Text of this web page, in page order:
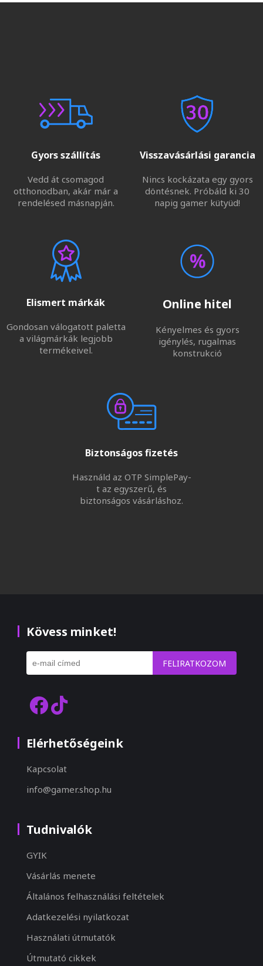
Gyors szállítás
Vedd át csomagod
otthonodban, akár már a
rendelésed másnapján.
Visszavásárlási garancia
Nincs kockázata egy gyors
döntésnek. Próbáld ki 30
napig gamer kütyüd!
Elismert márkák
Gondosan válogatott paletta
a világmárkák legjobb
termékeivel.
Online hitel
Kényelmes és gyors
igénylés, rugalmas
konstrukció
Biztonságos fizetés
Használd az OTP SimplePay-
t az egyszerű, és
biztonságos vásárláshoz.
Kövess minket!
FELIRATKOZOM
Elérhetőségeink
Kapcsolat
info@gamer.shop.hu
Tudnivalók
GYIK
Vásárlás menete
Általános felhasználási feltételek
Adatkezelési nyilatkozat
Használati útmutatók
Útmutató cikkek